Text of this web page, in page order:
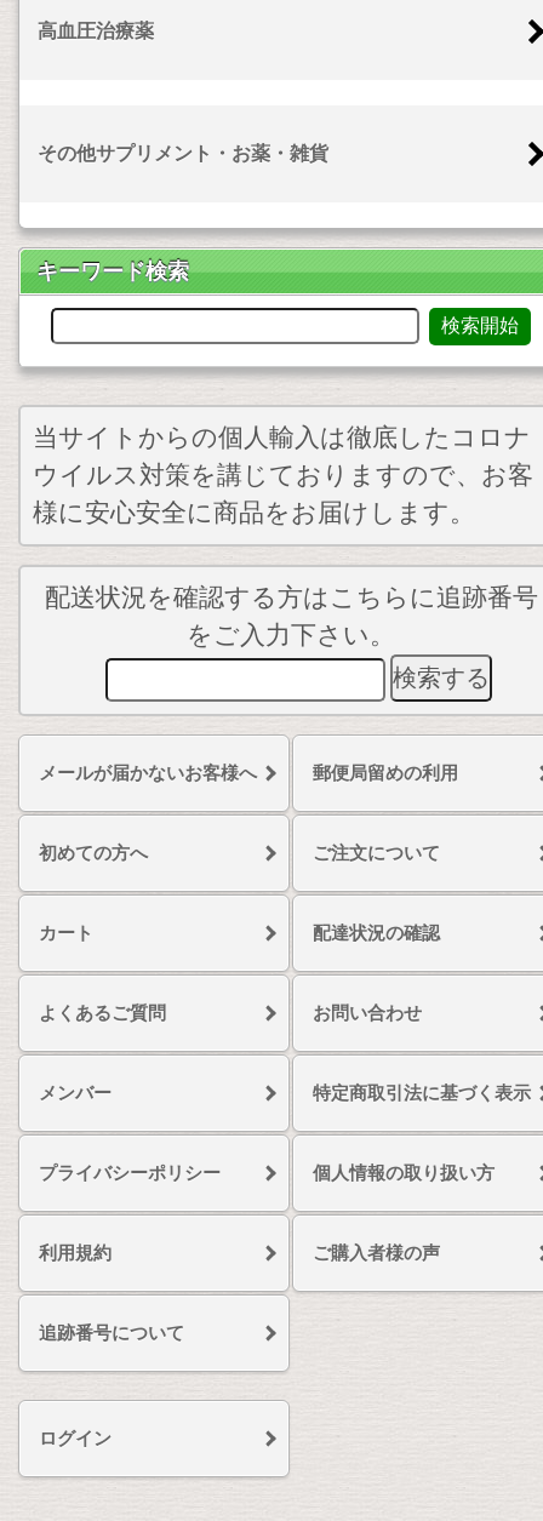
高血圧治療薬
その他サプリメント・お薬・雑貨
キーワード検索
当サイトからの個人輸入は徹底したコロナ
ウイルス対策を講じておりますので、お客
様に安心安全に商品をお届けします。
配送状況を確認する方はこちらに追跡番号
をご入力下さい。
メールが届かないお客様へ 郵便局留めの利用
初めての方へ ご注文について
カート 配達状況の確認
よくあるご質問 お問い合わせ
メンバー 特定商取引法に基づく表示
プライバシーポリシー 個人情報の取り扱い方
利用規約 ご購入者様の声
追跡番号について
ログイン